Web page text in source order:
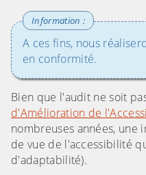
A ces fins, nous
en conformité.
Bien que l'audit ne soit
d'Amélioration de
nombreuses années,
de vue de l'accessibilité
d'adaptabilité).